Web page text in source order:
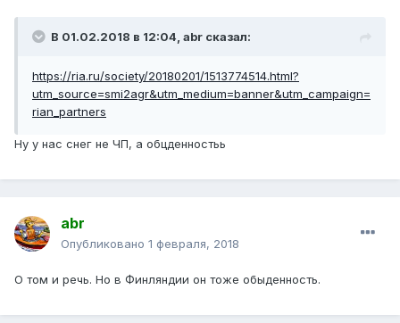
В 01.02.2018 в 12:04, abr сказал:
https://ria.ru/society/20180201/1513774514.html?
utm_source=smi2agr&utm_medium=banner&utm_campaign=
rian_partners
Ну у нас снег не ЧП, а обцденностьь
abr
Опубликовано 1 февраля, 2018
О том и речь. Но в Финляндии он тоже обыденность.